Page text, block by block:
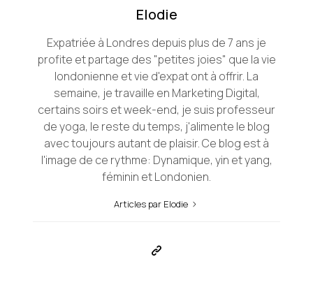
Elodie
Expatriée à Londres depuis plus de 7 ans je
profite et partage des "petites joies" que la vie
londonienne et vie d'expat ont à offrir. La
semaine, je travaille en Marketing Digital,
certains soirs et week-end, je suis professeur
de yoga, le reste du temps, j'alimente le blog
avec toujours autant de plaisir. Ce blog est à
l'image de ce rythme: Dynamique, yin et yang,
féminin et Londonien.
Articles par Elodie